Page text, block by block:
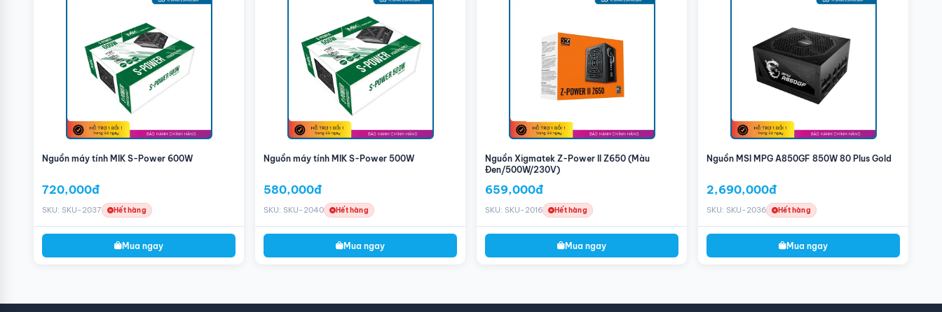
Nguồn Corsair AX1600i 1600W (80 Plus Titanium/ Full Modular/Màu Đen)
Thiết kế Full modular. Sử dụng 100% cáp rời dạng dẹt giúp việc đi dây dễ dàng cũng như tăng tính thâm mỹ trong bộ máy.
Nguồn Corsair AX1600i 1600W (80 Plus Titanium/ Full Modular/Màu Đen)
Tùy biến nhãn sản phẩm. Nhãn từ tính có tùy chọn 3 màu sắc cho phép tùy biến theo thiết kế máy
Nguồn máy tính MIK S-Power 600W
720,000đ
SKU: SKU-2037 Hết hàng
Mua ngay
Nguồn máy tính MIK S-Power 500W
580,000đ
SKU: SKU-2040 Hết hàng
Mua ngay
Nguồn Xigmatek Z-Power II Z650 (Màu
Đen/500W/230V)
659,000đ
SKU: SKU-2016 Hết hàng
Mua ngay
Nguồn MSI MPG A850GF 850W 80 Plus Gold
2,690,000đ
SKU: SKU-2036 Hết hàng
Mua ngay